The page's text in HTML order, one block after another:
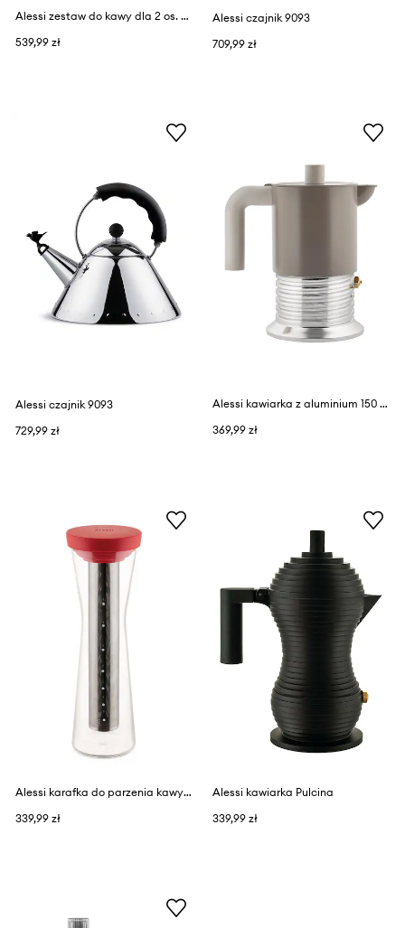
Alessi zestaw do kawy dla 2 os. Coffie 150 ml
539,99 zł
Alessi czajnik 9093
709,99 zł
Alessi czajnik 9093
729,99 zł
Alessi kawiarka z aluminium 150 ml
369,99 zł
Alessi karafka do parzenia kawy na zimno Mazagran
339,99 zł
Alessi kawiarka Pulcina
339,99 zł